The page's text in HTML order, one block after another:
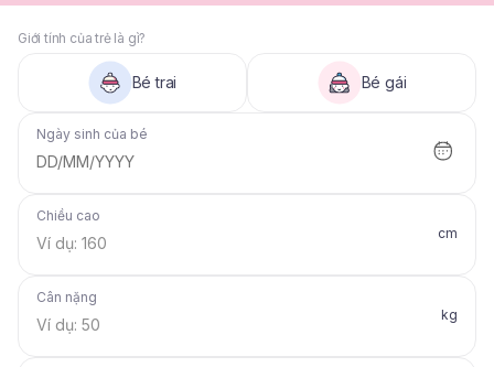
Giới tính của trẻ là gì?
Bé trai Bé gái
Ngày sinh của bé
DD/MM/YYYY
Chiều cao
cm
Cân nặng
kg